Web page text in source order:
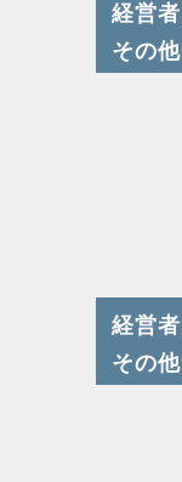
経営者
その他
経営者
その他